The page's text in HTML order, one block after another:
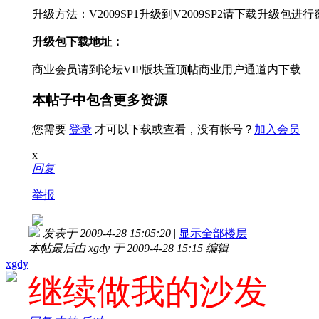
升级方法：V2009SP1升级到V2009SP2请下载升级包进行
升级包下载地址：
商业会员请到论坛VIP版块置顶帖商业用户通道内下载
本帖子中包含更多资源
您需要 登录 才可以下载或查看，没有帐号？ 加入会员
x
回复
举报
xgdy
发表于 2009-4-28 15:05:20 | 显示全部楼层
本帖最后由 xgdy 于 2009-4-28 15:15 编辑
继续做我的沙发